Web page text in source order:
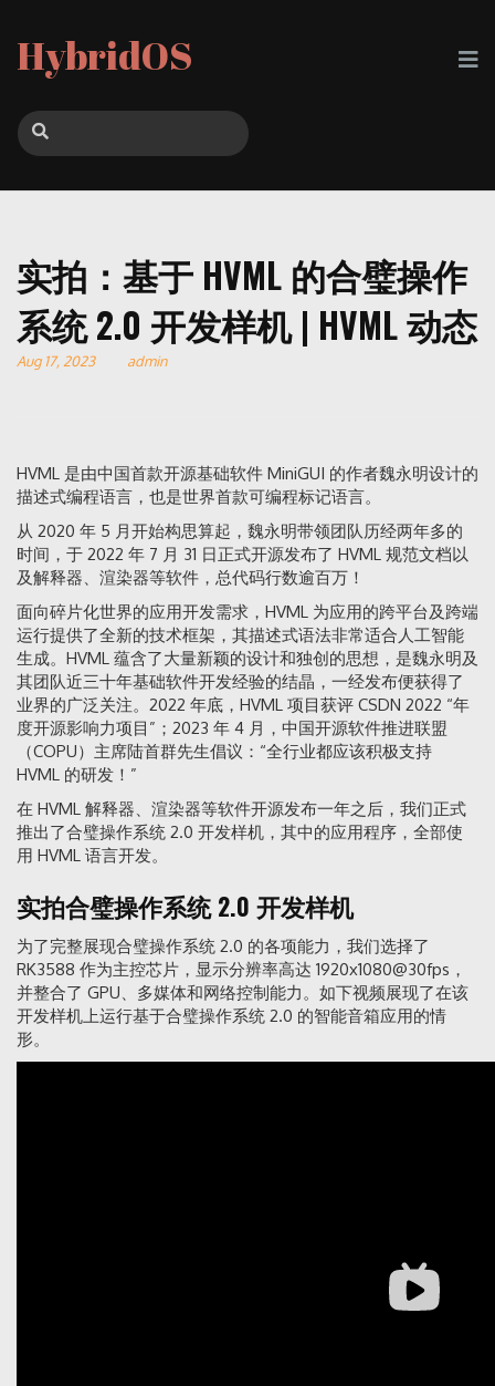
HybridOS
实拍：基于 HVML 的合璧操作
系统 2.0 开发样机 | HVML 动态
Aug 17, 2023 admin
HVML 是由中国首款开源基础软件 MiniGUI 的作者魏永明设计的
描述式编程语言，也是世界首款可编程标记语言。
从 2020 年 5 月开始构思算起，魏永明带领团队历经两年多的
时间，于 2022 年 7 月 31 日正式开源发布了 HVML 规范文档以
及解释器、渲染器等软件，总代码行数逾百万！
面向碎片化世界的应用开发需求，HVML 为应用的跨平台及跨端
运行提供了全新的技术框架，其描述式语法非常适合人工智能
生成。HVML 蕴含了大量新颖的设计和独创的思想，是魏永明及
其团队近三十年基础软件开发经验的结晶，一经发布便获得了
业界的广泛关注。2022 年底，HVML 项目获评 CSDN 2022 “年
度开源影响力项目”；2023 年 4 月，中国开源软件推进联盟
（COPU）主席陆首群先生倡议：“全行业都应该积极支持
HVML 的研发！”
在 HVML 解释器、渲染器等软件开源发布一年之后，我们正式
推出了合璧操作系统 2.0 开发样机，其中的应用程序，全部使
用 HVML 语言开发。
实拍合璧操作系统 2.0 开发样机
为了完整展现合璧操作系统 2.0 的各项能力，我们选择了
RK3588 作为主控芯片，显示分辨率高达 1920x1080@30fps，
并整合了 GPU、多媒体和网络控制能力。如下视频展现了在该
开发样机上运行基于合璧操作系统 2.0 的智能音箱应用的情
形。